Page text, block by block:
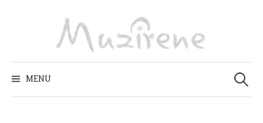
MENU
Zoeken
naar: